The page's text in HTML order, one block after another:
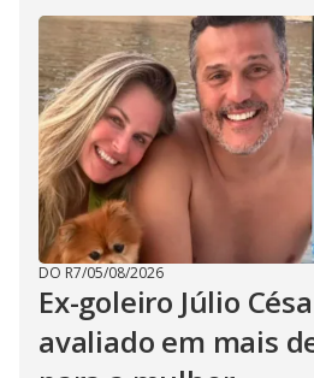
DO R7/05/08/2026
Ex-goleiro Júlio
avaliado em mais